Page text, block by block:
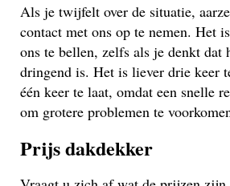
Als je twijfelt over de situatie,
contact met ons op te nemen. Het
ons te bellen, zelfs als je denkt dat
dringend is. Het is liever drie keer
één keer te laat, omdat een snelle
om grotere problemen te
Prijs dakdekker